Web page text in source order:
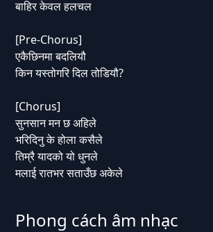
बाहिर केवल हलचल
[Pre-Chorus]
एकैछिनमा बदलियौ
किन यस्तोगरि दिल तोडियौ?
[Chorus]
सुनसान मन छ अहिले
भरिदिनु के होला कसैले
तिम्रै यादको यो धुनले
मलाई रातभर सताउँछ अकेले
Phong cách âm nhạc